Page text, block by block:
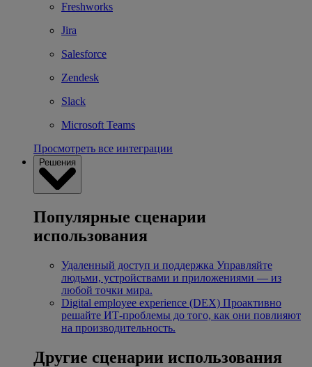
Freshworks
Jira
Salesforce
Zendesk
Slack
Microsoft Teams
Просмотреть все интеграции
Решения
Популярные сценарии
использования
Удаленный доступ и поддержка Управляйте
людьми, устройствами и приложениями — из
любой точки мира.
Digital employee experience (DEX) Проактивно
решайте ИТ-проблемы до того, как они повлияют
на производительность.
Другие сценарии использования